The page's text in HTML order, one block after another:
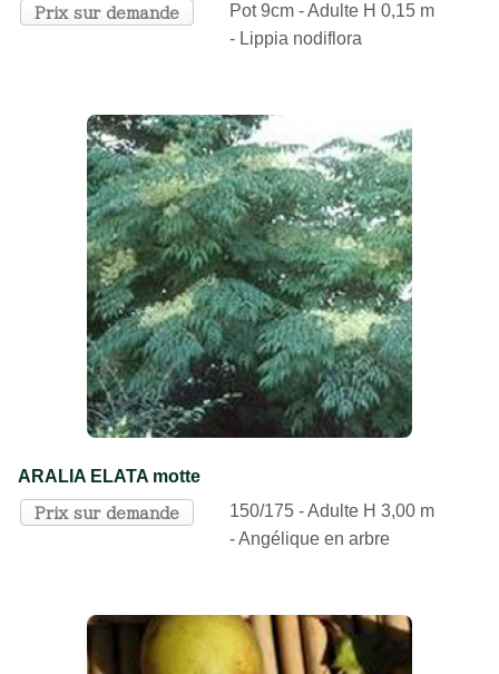
Prix sur demande
Pot 9cm - Adulte H 0,15 m
- Lippia nodiflora
ARALIA ELATA motte
Prix sur demande
150/175 - Adulte H 3,00 m
- Angélique en arbre